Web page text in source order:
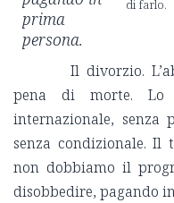
prima
persona.
di farlo.
Il divorzio.
pena di morte. Lo
internazionale, senza
senza condizionale. Il
non dobbiamo il
disobbedire, pagando